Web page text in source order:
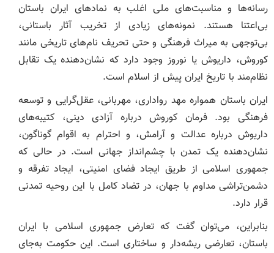
رسانه‌ها و مناسبت‌های ملی اغلب به نمادهای ایران باستان
بی‌اعتنا هستند. نمونه‌های زیادی از تخریب آثار باستانی،
بی‌توجهی به میراث فرهنگی و حتی تحریف نام‌های تاریخی مانند
کوروش، داریوش یا نوروز وجود دارد که نشان‌دهنده یک تقابل
نظام‌مند با تاریخ ایران پیش از اسلام است.
ایران باستان همواره مهد رواداری، مهربانی، عقل‌گرایی و توسعه
فرهنگی بود. فرمان کوروش درباره آزادی دینی، کتیبه‌های
داریوش درباره عدالت و آرامش، و احترام به اقوام گوناگون،
نشان‌دهنده یک تمدن با چشم‌انداز جهانی است. در حالی‌ که
جمهوری اسلامی از طریق ایجاد فضای امنیتی، ایجاد تفرقه و
دشمن‌تراشی مداوم با جهان، در تضاد کامل با این روحیه تمدنی
قرار دارد.
بنابراین، می‌توان گفت که تعارض جمهوری اسلامی با ایران
باستان، تعارضی ریشه‌دار و ساختاری است. این حکومت به‌جای